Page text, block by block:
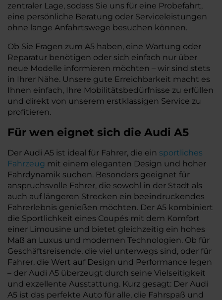
zentraler Lage, sodass Sie uns für eine Probefahrt,
eine persönliche Beratung oder Serviceleistungen
ohne lange Anfahrtswege besuchen können.
Ob Sie Fragen zum A5 haben, eine Wartung oder
Reparatur benötigen oder sich einfach nur über
neue Modelle informieren möchten – wir sind stets
in Ihrer Nähe. Unsere gute Erreichbarkeit macht es
Ihnen einfach, Ihre Mobilitätsbedürfnisse zu erfüllen
und direkt von unserem erstklassigen Service zu
profitieren.
Für wen eignet sich die Audi A5
Der Audi A5 ist ideal für Fahrer, die ein sportliches
Fahrzeug mit einem eleganten Design und hoher
Fahrdynamik suchen. Besonders geeignet für
anspruchsvolle Fahrer, die sowohl in der Stadt als
auch auf längeren Strecken ein beeindruckendes
Fahrerlebnis genießen möchten. Der A5 kombiniert
die Sportlichkeit eines Coupés mit dem Komfort
einer Limousine und bietet gleichzeitig ein hohes
Maß an Luxus und modernen Technologien. Ob für
Geschäftsreisende, die viel unterwegs sind, oder für
Fahrer, die Wert auf Design und Performance legen
– der Audi A5 überzeugt durch seine Vielseitigkeit
und exzellente Ausstattung. Kurz gesagt: Der Audi
A5 ist das perfekte Auto für alle, die Fahrspaß und